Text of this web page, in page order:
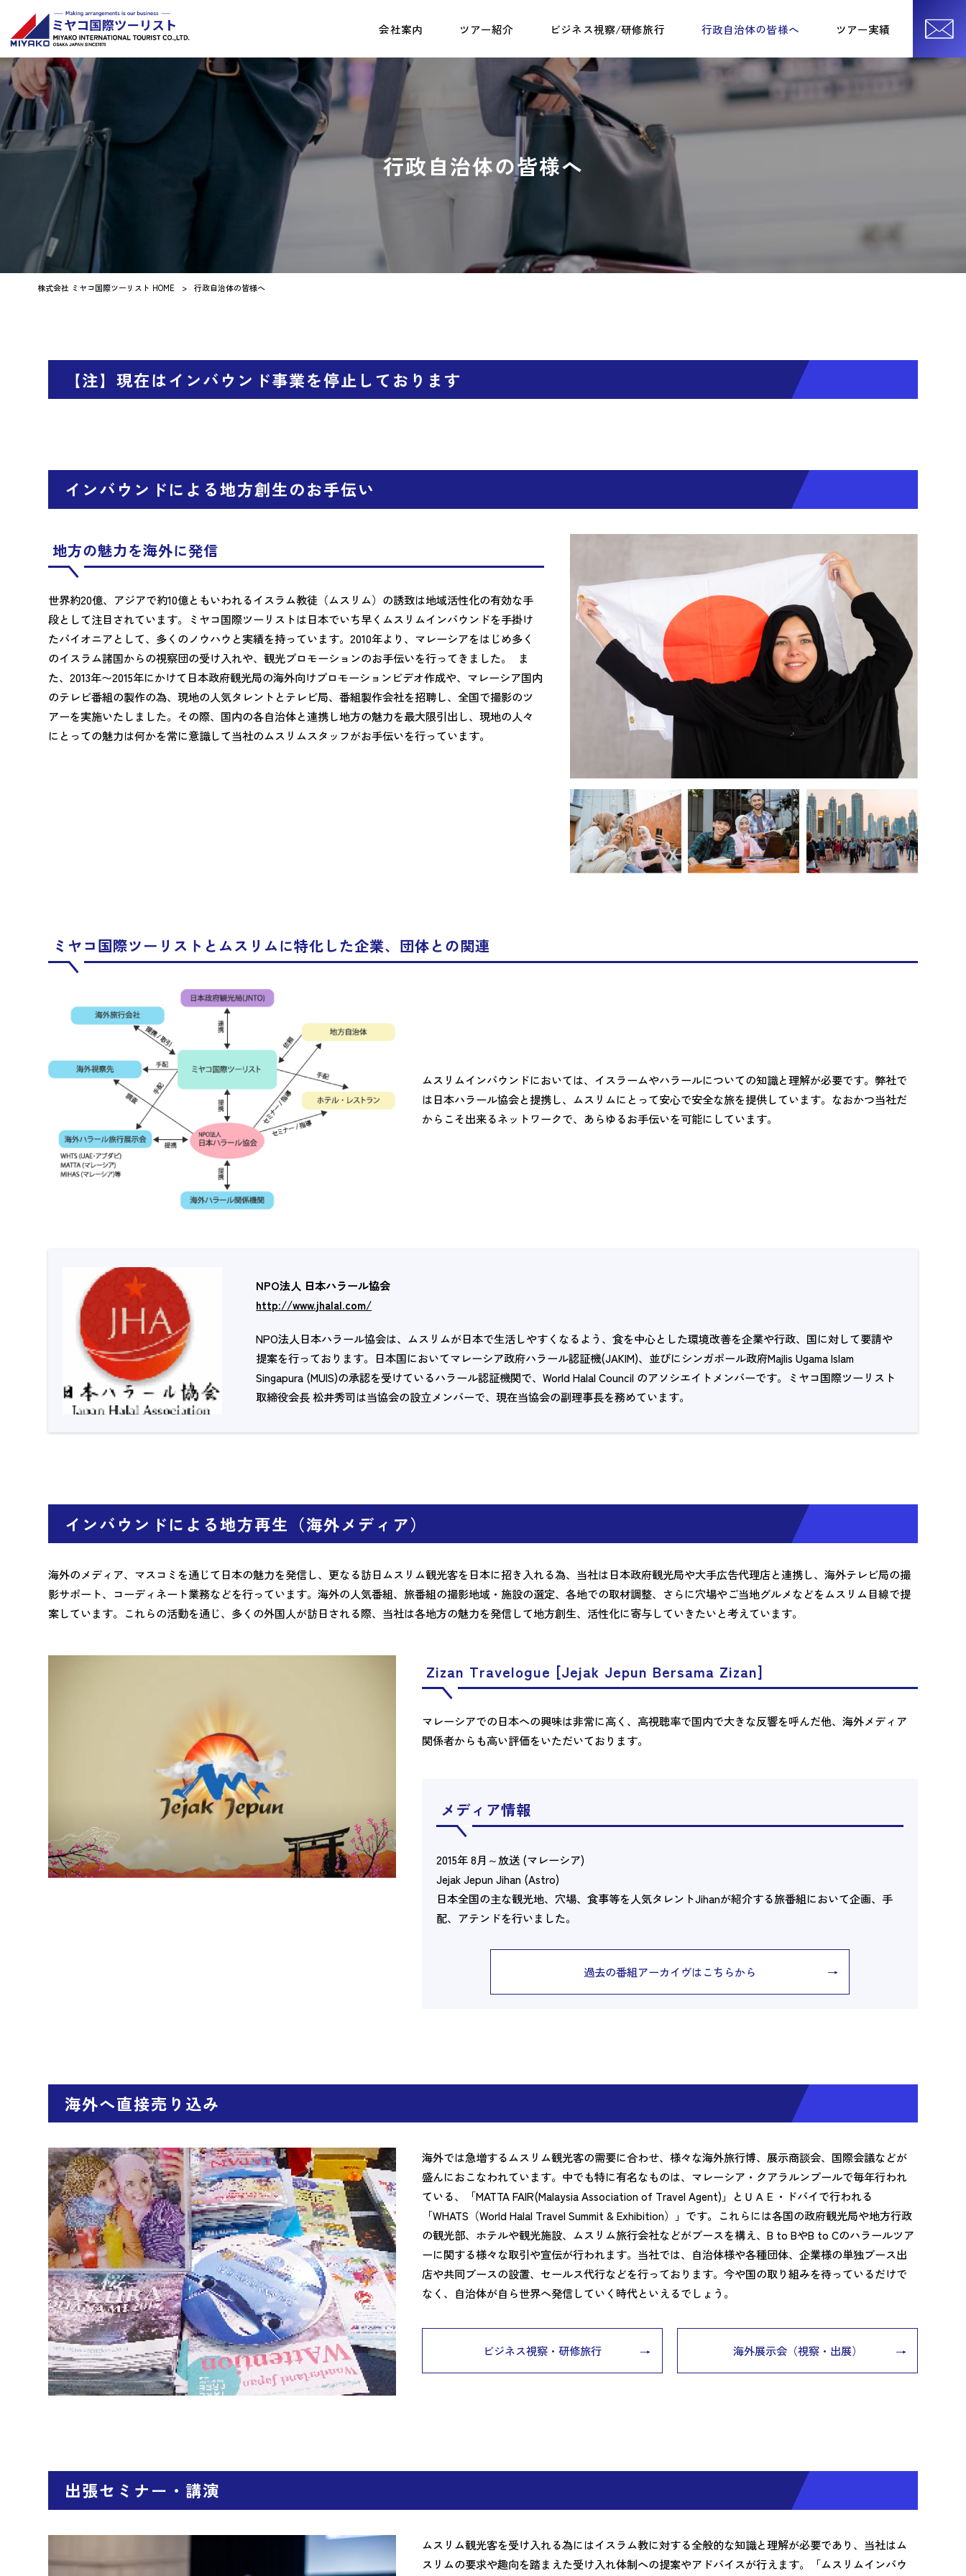
会社案内 ツアー紹介 ビジネス視察/研修旅行 行政自治体の皆様へ ツアー実績
行政自治体の皆様へ
株式会社 ミヤコ国際ツーリスト HOME > 行政自治体の皆様へ
【注】現在はインバウンド事業を停止しております
インバウンドによる地方創生のお手伝い
地方の魅力を海外に発信
世界約20億、アジアで約10億ともいわれるイスラム教徒（ムスリム）の誘致は地域活性化の有効な手
段として注目されています。ミヤコ国際ツーリストは日本でいち早くムスリムインバウンドを手掛け
たパイオニアとして、多くのノウハウと実績を持っています。2010年より、マレーシアをはじめ多く
のイスラム諸国からの視察団の受け入れや、観光プロモーションのお手伝いを行ってきました。 ま
た、2013年〜2015年にかけて日本政府観光局の海外向けプロモーションビデオ作成や、マレーシア国内
のテレビ番組の製作の為、現地の人気タレントとテレビ局、番組製作会社を招聘し、全国で撮影のツ
アーを実施いたしました。その際、国内の各自治体と連携し地方の魅力を最大限引出し、現地の人々
にとっての魅力は何かを常に意識して当社のムスリムスタッフがお手伝いを行っています。
ミヤコ国際ツーリストとムスリムに特化した企業、団体との関連
ムスリムインバウンドにおいては、イスラームやハラールについての知識と理解が必要です。弊社で
は日本ハラール協会と提携し、ムスリムにとって安心で安全な旅を提供しています。なおかつ当社だ
からこそ出来るネットワークで、あらゆるお手伝いを可能にしています。
NPO法人 日本ハラール協会
http://www.jhalal.com/
NPO法人日本ハラール協会は、ムスリムが日本で生活しやすくなるよう、食を中心とした環境改善を企業や行政、国に対して要請や
提案を行っております。日本国においてマレーシア政府ハラール認証機(JAKIM)、並びにシンガポール政府Majlis Ugama Islam
Singapura (MUIS)の承認を受けているハラール認証機関で、World Halal Council のアソシエイトメンバーです。ミヤコ国際ツーリスト
取締役会長 松井秀司は当協会の設立メンバーで、現在当協会の副理事長を務めています。
インバウンドによる地方再生（海外メディア）
海外のメディア、マスコミを通じて日本の魅力を発信し、更なる訪日ムスリム観光客を日本に招き入れる為、当社は日本政府観光局や大手広告代理店と連携し、海外テレビ局の撮
影サポート、コーディネート業務などを行っています。海外の人気番組、旅番組の撮影地域・施設の選定、各地での取材調整、さらに穴場やご当地グルメなどをムスリム目線で提
案しています。これらの活動を通じ、多くの外国人が訪日される際、当社は各地方の魅力を発信して地方創生、活性化に寄与していきたいと考えています。
Zizan Travelogue [Jejak Jepun Bersama Zizan]
マレーシアでの日本への興味は非常に高く、高視聴率で国内で大きな反響を呼んだ他、海外メディア
関係者からも高い評価をいただいております。
メディア情報
2015年 8月～放送 (マレーシア)
Jejak Jepun Jihan (Astro)
日本全国の主な観光地、穴場、食事等を人気タレントJihanが紹介する旅番組において企画、手
配、アテンドを行いました。
過去の番組アーカイヴはこちらから
海外へ直接売り込み
海外では急増するムスリム観光客の需要に合わせ、様々な海外旅行博、展示商談会、国際会議などが
盛んにおこなわれています。中でも特に有名なものは、マレーシア・クアラルンプールで毎年行われ
ている、「MATTA FAIR(Malaysia Association of Travel Agent)」とＵＡＥ・ドバイで行われる
「WHATS（World Halal Travel Summit & Exhibition）」です。これらには各国の政府観光局や地方行政
の観光部、ホテルや観光施設、ムスリム旅行会社などがブースを構え、B to BやB to Cのハラールツア
ーに関する様々な取引や宣伝が行われます。当社では、自治体様や各種団体、企業様の単独ブース出
店や共同ブースの設置、セールス代行などを行っております。今や国の取り組みを待っているだけで
なく、自治体が自ら世界へ発信していく時代といえるでしょう。
ビジネス視察・研修旅行 海外展示会（視察・出展）
出張セミナー・講演
ムスリム観光客を受け入れる為にはイスラム教に対する全般的な知識と理解が必要であり、当社はム
スリムの要求や趣向を踏まえた受け入れ体制への提案やアドバイスが行えます。「ムスリムインバウ